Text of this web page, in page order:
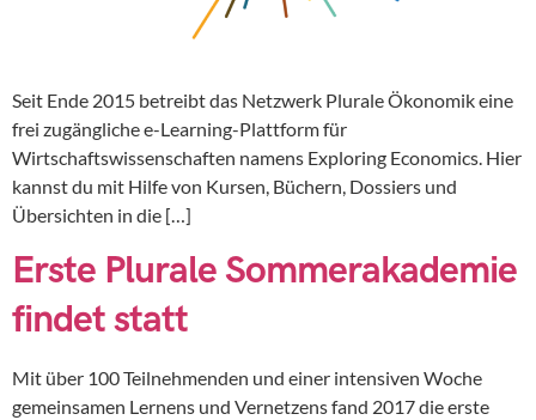
Seit Ende 2015 betreibt das Netzwerk Plurale Ökonomik eine
frei zugängliche e-Learning-Plattform für
Wirtschaftswissenschaften namens Exploring Economics. Hier
kannst du mit Hilfe von Kursen, Büchern, Dossiers und
Übersichten in die […]
Erste Plurale Sommerakademie
findet statt
Mit über 100 Teilnehmenden und einer intensiven Woche
gemeinsamen Lernens und Vernetzens fand 2017 die erste